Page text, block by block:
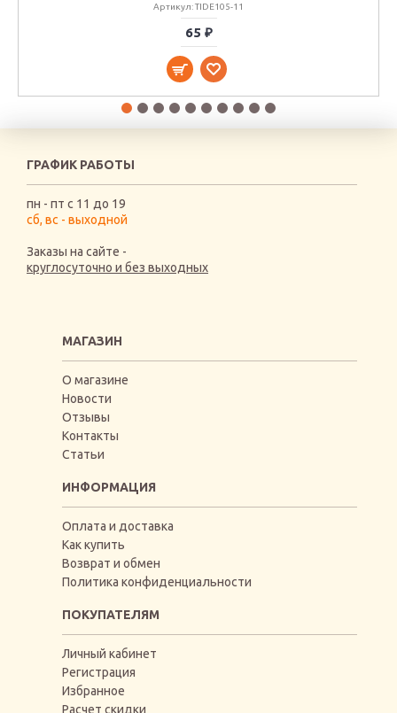
Артикул: TIDE105-11
65 ₽
ГРАФИК РАБОТЫ
пн - пт с 11 до 19
сб, вс - выходной
Заказы на сайте -
круглосуточно и без выходных
МАГАЗИН
О магазине
Новости
Отзывы
Контакты
Статьи
ИНФОРМАЦИЯ
Оплата и доставка
Как купить
Возврат и обмен
Политика конфиденциальности
ПОКУПАТЕЛЯМ
Личный кабинет
Регистрация
Избранное
Расчет скидки